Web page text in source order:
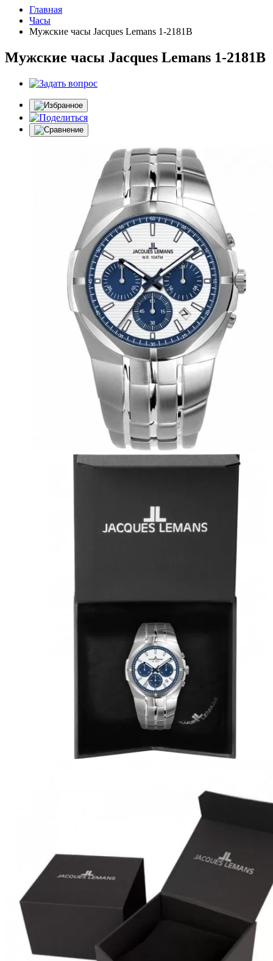
Главная
Часы
Мужские часы Jacques Lemans 1-2181B
Мужские часы Jacques Lemans 1-2181B